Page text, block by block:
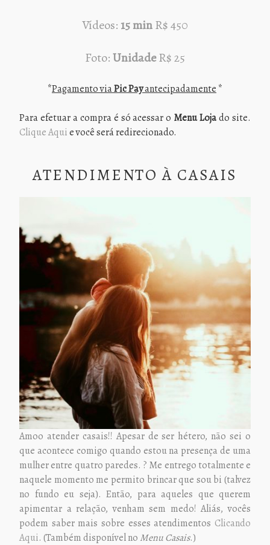
Vídeos: 15 minR$ 450
Foto:UnidadeR$ 25
*Pagamento viaPic Payantecipadamente *
Para efetuar a compra é só acessar o Menu Lojado site.
Clique Aquie você será redirecionado.
ATENDIMENTO À CASAIS
Amoo atender casais!! Apesar de ser hétero, não sei o
que acontece comigo quando estou na presença de uma
mulher entre quatro paredes. ? Me entrego totalmente e
naquele momento me permito brincar que sou bi (talvez
no fundo eu seja). Então, para aqueles que querem
apimentar a relação, venham sem medo! Aliás, vocês
podem saber mais sobre esses atendimentos Clicando
Aqui. (Também disponível no Menu Casais.)